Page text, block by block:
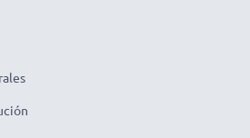
de 3 años!